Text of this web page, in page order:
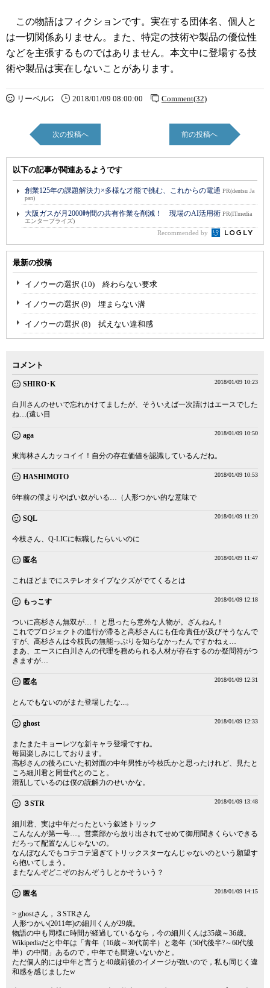
この物語はフィクションです。実在する団体名、個人と
は一切関係ありません。また、特定の技術や製品の優位性
などを主張するものではありません。本文中に登場する技
術や製品は実在しないことがあります。
リーベルG 2018/01/09 08:00:00 Comment(32)
次の投稿へ 前の投稿へ
以下の記事が関連あるようです
創業125年の課題解決力×多様な才能で挑む、これからの電通 PR(dentsu Ja
pan)
大阪ガスが月2000時間の共有作業を削減！ 現場のAI活用術 PR(ITmedia
エンタープライズ)
Recommended by
最新の投稿
イノウーの選択 (10) 終わらない要求
イノウーの選択 (9) 埋まらない溝
イノウーの選択 (8) 拭えない違和感
コメント
SHIRO･K 2018/01/09 10:23
白川さんのせいで忘れかけてましたが、そういえば一次請けはエースでした
ね…(遠い目
aga 2018/01/09 10:50
東海林さんカッコイイ！自分の存在価値を認識しているんだね。
HASHIMOTO 2018/01/09 10:53
6年前の僕よりやばい奴がいる…（人形つかい的な意味で
SQL 2018/01/09 11:20
今枝さん、Q-LICに転職したらいいのに
匿名 2018/01/09 11:47
これほどまでにステレオタイプなクズがでてくるとは
もっこす 2018/01/09 12:18
ついに高杉さん無双が…！ と思ったら意外な人物が。ざんねん！
これでプロジェクトの進行が滞ると高杉さんにも任命責任が及びそうなんで
すが、高杉さんは今枝氏の無能っぷりを知らなかったんですかねぇ…
まあ、エースに白川さんの代理を務められる人材が存在するのか疑問符がつ
きますが…
匿名 2018/01/09 12:31
とんでもないのがまた登場したな...。
ghost 2018/01/09 12:33
またまたキョーレツな新キャラ登場ですね。
毎回楽しみにしております。
高杉さんの後ろにいた初対面の中年男性が今枝氏かと思ったけれど、見たと
ころ細川君と同世代とのこと。
混乱しているのは僕の読解力のせいかな。
３STR 2018/01/09 13:48
細川君、実は中年だったという叙述トリック
こんなんが第一号…。営業部から放り出されてせめて御用聞きくらいできる
だろって配置なんじゃないの。
なんぼなんでもコテコテ過ぎてトリックスターなんじゃないのという願望す
ら抱いてしまう。
またなんぞどこぞのおんぞうしとかそういう？
匿名 2018/01/09 14:15
> ghostさん，３STRさん
人形つかい(2011年)の細川くんが29歳。
物語の中も同様に時間が経過しているなら，今の細川くんは35歳～36歳。
Wikipediaだと中年は「青年（16歳～30代前半）と老年（50代後半?～60代後
半）の中間」あるので，中年でも間違いないかと。
ただ個人的には中年と言うと40歳前後のイメージが強いので，私も同じく違
和感を感じましたw